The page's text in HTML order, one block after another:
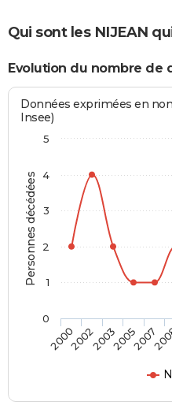
Qui sont les NIJEAN
Evolution du nombre de
Personnes décédées
Données exprimées en
Insee)
20002002200320052007
0
1
2
3
4
5